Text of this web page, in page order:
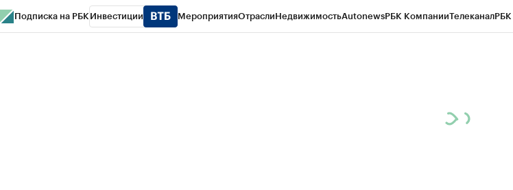
Подписка на РБК Инвестиции МероприятияОтраслиНедвижимостьAutonewsРБК КомпанииТелеканалРБК